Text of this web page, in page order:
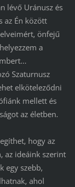
lévő Uránusz és
az Én között
önfejű
a
Szaturnusz
elköteleződni
mellett és
az életben.
hogy az
az ideáink szerint
egy szebb,
ahol